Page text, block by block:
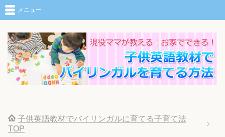
メニュー
子供英語教材でバイリンガルに育てる子育て法
TOP